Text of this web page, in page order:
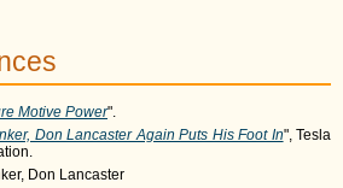
Motive Power".
Don Lancaster Again Puts His Foot In", Tesla
Don Lancaster